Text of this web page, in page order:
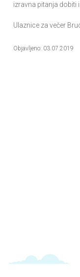
izravna pitanja dobiti
Ulaznice za večer
Objavljeno: 03.07.2019